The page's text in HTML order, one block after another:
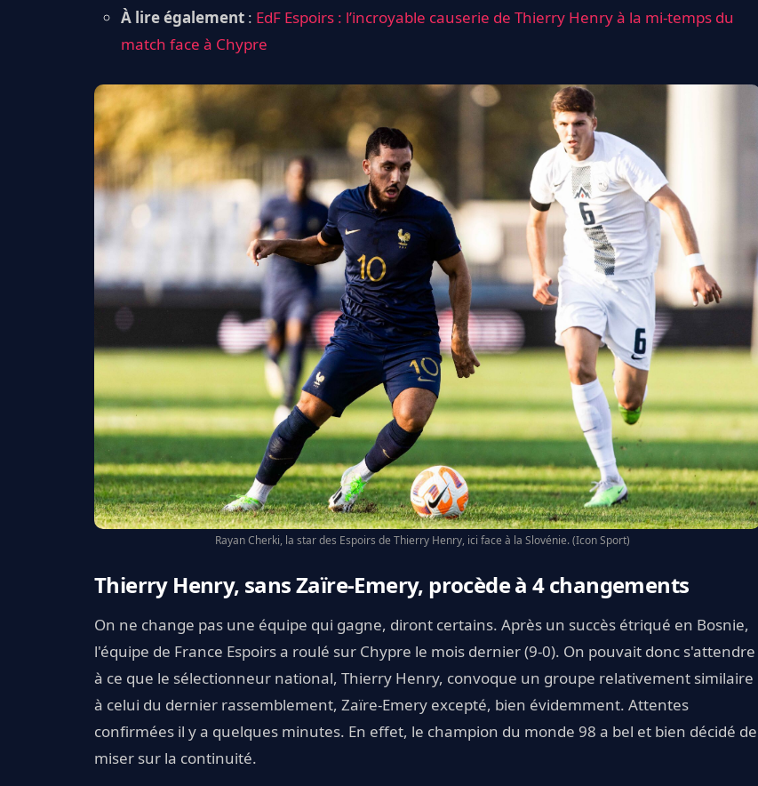
À lire également : EdF Espoirs : l’incroyable causerie de Thierry Henry à la mi-temps du
match face à Chypre
Rayan Cherki, la star des Espoirs de Thierry Henry, ici face à la Slovénie. (Icon Sport)
Thierry Henry, sans Zaïre-Emery, procède à 4 changements
On ne change pas une équipe qui gagne, diront certains. Après un succès étriqué en Bosnie,
l'équipe de France Espoirs a roulé sur Chypre le mois dernier (9-0). On pouvait donc s'attendre
à ce que le sélectionneur national, Thierry Henry, convoque un groupe relativement similaire
à celui du dernier rassemblement, Zaïre-Emery excepté, bien évidemment. Attentes
confirmées il y a quelques minutes. En effet, le champion du monde 98 a bel et bien décidé de
miser sur la continuité.